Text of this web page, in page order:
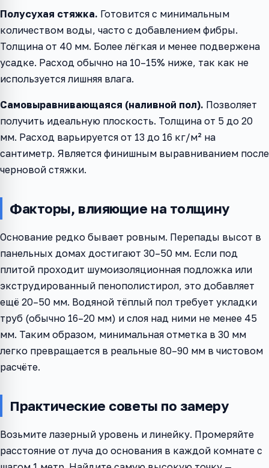
Полусухая стяжка. Готовится с минимальным
количеством воды, часто с добавлением фибры.
Толщина от 40 мм. Более лёгкая и менее подвержена
усадке. Расход обычно на 10–15% ниже, так как не
используется лишняя влага.
Самовыравнивающаяся (наливной пол). Позволяет
получить идеальную плоскость. Толщина от 5 до 20
мм. Расход варьируется от 13 до 16 кг/м² на
сантиметр. Является финишным выравниванием после
черновой стяжки.
Факторы, влияющие на толщину
Основание редко бывает ровным. Перепады высот в
панельных домах достигают 30–50 мм. Если под
плитой проходит шумоизоляционная подложка или
экструдированный пенополистирол, это добавляет
ещё 20–50 мм. Водяной тёплый пол требует укладки
труб (обычно 16–20 мм) и слоя над ними не менее 45
мм. Таким образом, минимальная отметка в 30 мм
легко превращается в реальные 80–90 мм в чистовом
расчёте.
Практические советы по замеру
Возьмите лазерный уровень и линейку. Промеряйте
расстояние от луча до основания в каждой комнате с